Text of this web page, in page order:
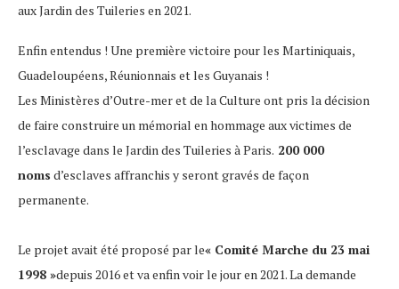
aux Jardin des Tuileries en 2021.
Enfin entendus ! Une première victoire pour les Martiniquais,
Guadeloupéens, Réunionnais et les Guyanais !
Les Ministères d’Outre-mer et de la Culture ont pris la décision
de faire construire un mémorial en hommage aux victimes de
l’esclavage dans le Jardin des Tuileries à Paris. 200 000
noms d’esclaves affranchis y seront gravés de façon
permanente.
Le projet avait été proposé par le« Comité Marche du 23 mai
1998 »depuis 2016 et va enfin voir le jour en 2021. La demande